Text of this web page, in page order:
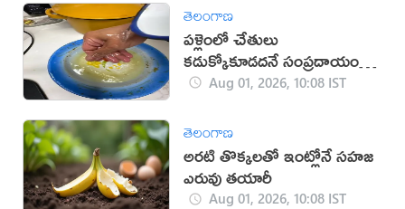
తెలంగాణ
పళ్లెంలో చేతులు
కడుక్కోకూడదనే సంప్రదాయం
వెనుక రహస్యం ఇదే!
Aug 01, 2026, 10:08 IST
తెలంగాణ
అరటి తొక్కలతో ఇంట్లోనే సహజ
ఎరువు తయారీ
Aug 01, 2026, 10:08 IST